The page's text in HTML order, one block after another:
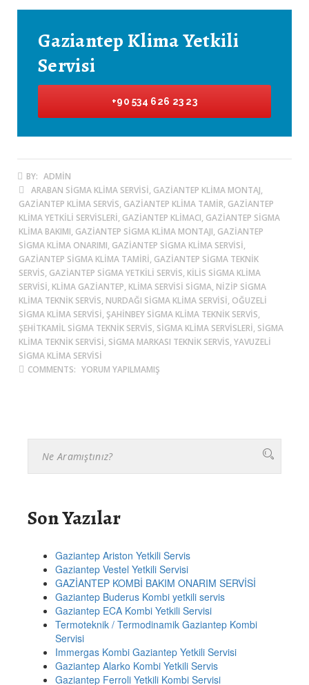
Gaziantep Klima Yetkili
Servisi
+90 534 626 23 23
BY: ADMIN
ARABAN SIGMA KLIMA SERVISI, GAZIANTEP KLIMA MONTAJ,
GAZIANTEP KLIMA SERVIS, GAZIANTEP KLIMA TAMIR, GAZIANTEP
KLIMA YETKILI SERVISLERI, GAZIANTEP KLIMACI, GAZIANTEP SIGMA
KLIMA BAKIMI, GAZIANTEP SIGMA KLIMA MONTAJI, GAZIANTEP
SIGMA KLIMA ONARIMI, GAZIANTEP SIGMA KLIMA SERVISI,
GAZIANTEP SIGMA KLIMA TAMIRI, GAZIANTEP SIGMA TEKNIK
SERVIS, GAZIANTEP SIGMA YETKILI SERVIS, KILIS SIGMA KLIMA
SERVISI, KLIMA GAZIANTEP, KLIMA SERVISI SIGMA, NIZIP SIGMA
KLIMA TEKNIK SERVIS, NURDAĞI SIGMA KLIMA SERVISI, OĞUZELI
SIGMA KLIMA SERVISI, ŞAHINBEY SIGMA KLIMA TEKNIK SERVIS,
ŞEHITKAMIL SIGMA TEKNIK SERVIS, SIGMA KLIMA SERVISLERI, SIGMA
KLIMA TEKNIK SERVISI, SIGMA MARKASI TEKNIK SERVIS, YAVUZELI
SIGMA KLIMA SERVISI
COMMENTS: YORUM YAPILMAMIŞ
Son Yazılar
Gaziantep Ariston Yetkili Servis
Gaziantep Vestel Yetkili Servisi
GAZİANTEP KOMBİ BAKIM ONARIM SERVİSİ
Gaziantep Buderus Kombi yetkili servis
Gaziantep ECA Kombi Yetkili Servisi
Termoteknik / Termodinamik Gaziantep Kombi
Servisi
Immergas Kombi Gaziantep Yetkili Servisi
Gaziantep Alarko Kombi Yetkili Servis
Gaziantep Ferroli Yetkili Kombi Servisi